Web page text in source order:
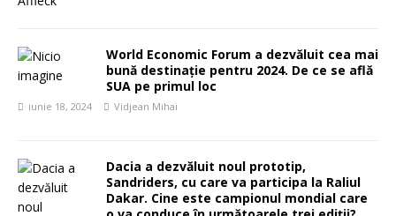
World Economic Forum a dezvăluit cea mai
bună destinație pentru 2024. De ce se află
SUA pe primul loc
iunie 18, 2024 Vidjean Mihai
Dacia a dezvăluit noul prototip,
Sandriders, cu care va participa la Raliul
Dakar. Cine este campionul mondial care